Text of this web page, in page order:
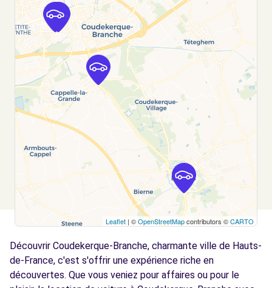
Free2Move Rent - MECANIQUE ET
CARROSSERIE DU LITTORAL - MCL -
LEFFRINCKOUCKE (C)
5.8
km
RUE DES ACIERIES
LEFFRINCKOUCKE, 59495
Voir l'agence
Free2Move Rent - SARL GARAGE DES
REMPARTS - SOCX (C)
7.1
km
FAUBOURG DE CASSEL
SOCX, 59380
Voir l'agence
Leaflet | ©OpenStreetMapcontributors ©CARTO
Découvrir Coudekerque-Branche, charmante ville de Hauts-
de-France, c'est s'offrir une expérience riche en
découvertes. Que vous veniez pour affaires ou pour le